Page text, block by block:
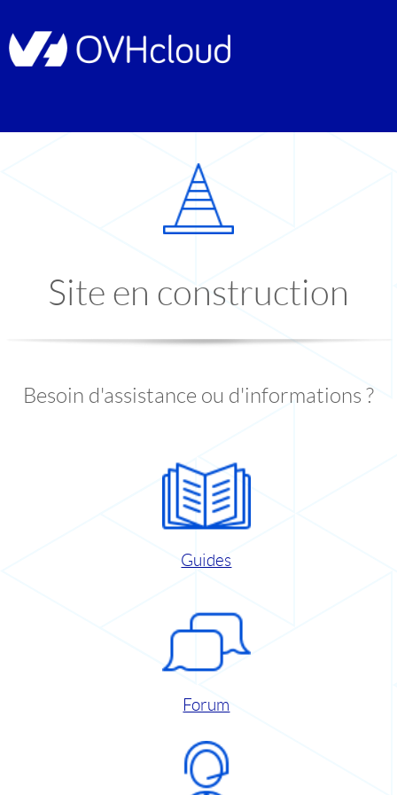
Site en construction
Besoin d'assistance ou d'informations ?
Guides
Forum